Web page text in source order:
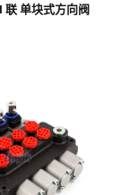
联 单块式方向阀